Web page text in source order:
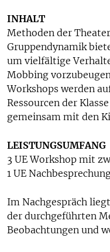
INHALT
Methoden der
Gruppendynamik
um vielfältige
Mobbing
Workshops werden
Ressourcen der
gemeinsam mit den
LEISTUNGSUMFANG
3 UE Workshop mit
1 UE
Im Nachgespräch
der durchgeführten
Beobachtungen und